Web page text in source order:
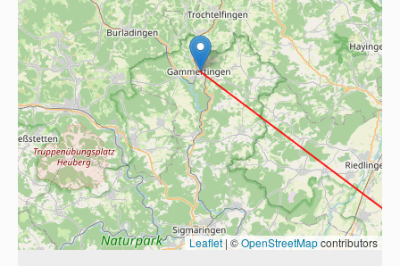
Leaflet | ©OpenStreetMapcontributors